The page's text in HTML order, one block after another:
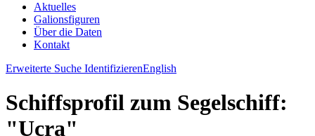
Aktuelles
Galionsfiguren
Über die Daten
Kontakt
Erweiterte Suche IdentifizierenEnglish
Schiffsprofil zum Segelschiff:
"Ucra"